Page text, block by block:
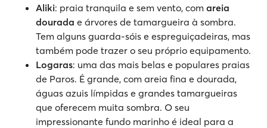
Aliki: praia tranquila e sem vento, com areia
dourada e árvores de tamargueira à sombra.
Tem alguns guarda-sóis e espreguiçadeiras, mas
também pode trazer o seu próprio equipamento.
Logaras: uma das mais belas e populares praias
de Paros. É grande, com areia fina e dourada,
águas azuis límpidas e grandes tamargueiras
que oferecem muita sombra. O seu
impressionante fundo marinho é ideal para a